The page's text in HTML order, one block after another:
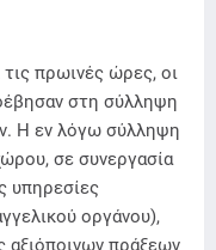
πρωινές ώρες, οι
στη σύλληψη
Η εν λόγω σύλληψη
σε συνεργασία
υπηρεσίες
οργάνου),
αξιόποινων πράξεων